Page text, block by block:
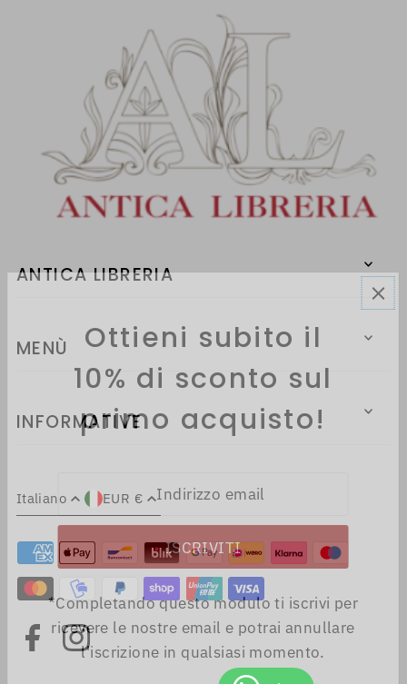
ANTICA LIBRERIA
MENÙ
INFORMATIVE
Italiano EUR €
Ottieni subito il
10% di sconto sul
primo acquisto!
*Completando questo modulo ti iscrivi per
ricevere le nostre email e potrai annullare
l'iscrizione in qualsiasi momento.